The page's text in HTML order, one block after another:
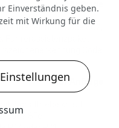
auf Anfrage
Anfrage
Code 6Q2,
Fahrerassistenzpaket
auf Anfrage
auf Anfrage
Schalthebelknauf
Code 8T6,
Einverständnis geben.
mit Wirkung für die
Einstellungen